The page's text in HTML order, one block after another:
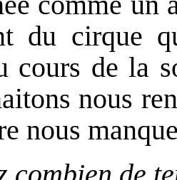
du cirque
cours de la
nous
nous